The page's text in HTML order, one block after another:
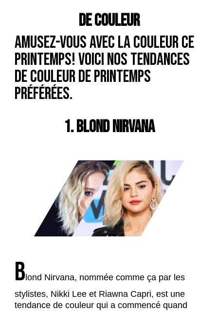
DE COULEUR
Amusez-vous avec la couleur ce
printemps! Voici nos tendances
de couleur de printemps
préférées.
1. BLOND NIRVANA
B lond Nirvana, nommée comme ça par les
stylistes, Nikki Lee et Riawna Capri, est une
tendance de couleur qui a commencé quand